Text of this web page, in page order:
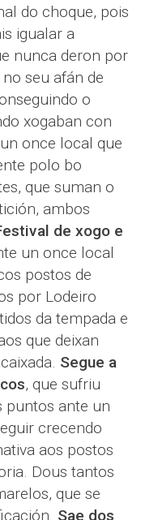
do choque, pois
igualar a
nunca deron por
no seu afán de
o
xogaban con
once local que
polo bo
que suman o
ambos
de xogo e
un once local
postos de
por Lodeiro
da tempada e
que deixan
Segue a
, que sufriu
puntos ante un
crecendo
aos postos
Dous tantos
que se
Sae dos